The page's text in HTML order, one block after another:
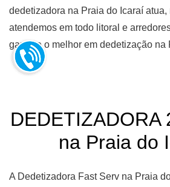
dedetizadora na Praia do Icaraí atua,
atendemos em todo litoral e
garante o melhor em dedetização na
DEDETIZADORA
na Praia do
A Dedetizadora Fast Serv na Praia